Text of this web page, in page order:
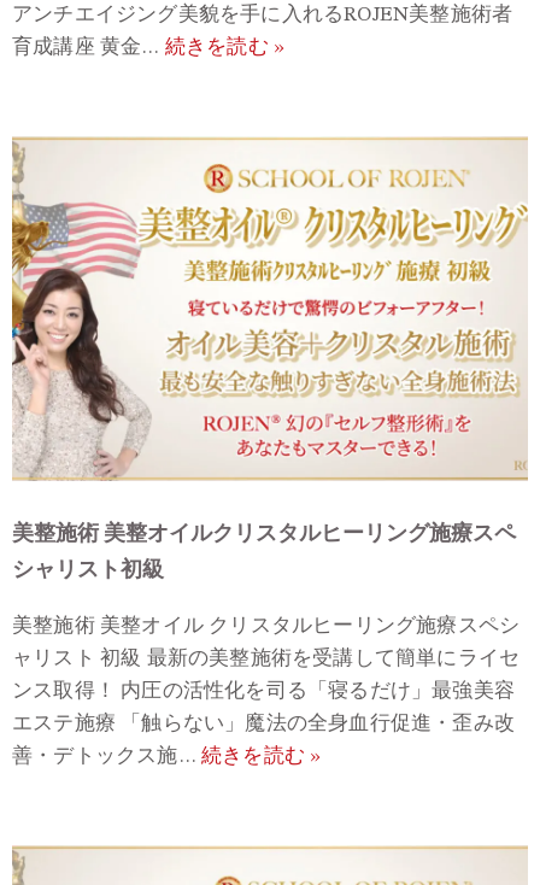
アンチエイジング美貌を手に入れるROJEN美整施術者
育成講座 黄金… 続きを読む »
美整施術 美整オイルクリスタルヒーリング施療スペ
シャリスト初級
美整施術 美整オイル クリスタルヒーリング施療スペシ
ャリスト 初級 最新の美整施術を受講して簡単にライセ
ンス取得！ 内圧の活性化を司る「寝るだけ」最強美容
エステ施療 「触らない」魔法の全身血行促進・歪み改
善・デトックス施… 続きを読む »